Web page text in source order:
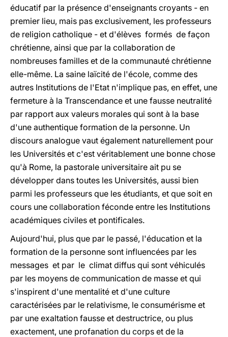
éducatif par la présence d'enseignants croyants - en
premier lieu, mais pas exclusivement, les professeurs
de religion catholique - et d'élèves formés de façon
chrétienne, ainsi que par la collaboration de
nombreuses familles et de la communauté chrétienne
elle-même. La saine laïcité de l'école, comme des
autres Institutions de l'Etat n'implique pas, en effet, une
fermeture à la Transcendance et une fausse neutralité
par rapport aux valeurs morales qui sont à la base
d'une authentique formation de la personne. Un
discours analogue vaut également naturellement pour
les Universités et c'est véritablement une bonne chose
qu'à Rome, la pastorale universitaire ait pu se
développer dans toutes les Universités, aussi bien
parmi les professeurs que les étudiants, et que soit en
cours une collaboration féconde entre les Institutions
académiques civiles et pontificales.
Aujourd'hui, plus que par le passé, l'éducation et la
formation de la personne sont influencées par les
messages et par le climat diffus qui sont véhiculés
par les moyens de communication de masse et qui
s'inspirent d'une mentalité et d'une culture
caractérisées par le relativisme, le consumérisme et
par une exaltation fausse et destructrice, ou plus
exactement, une profanation du corps et de la